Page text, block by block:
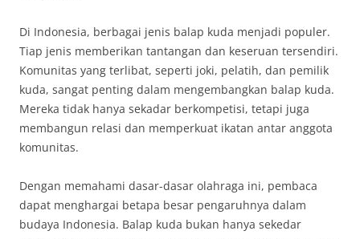
Di Indonesia, berbagai jenis balap kuda menjadi populer.
Tiap jenis memberikan tantangan dan keseruan tersendiri.
Komunitas yang terlibat, seperti joki, pelatih, dan pemilik
kuda, sangat penting dalam mengembangkan balap kuda.
Mereka tidak hanya sekadar berkompetisi, tetapi juga
membangun relasi dan memperkuat ikatan antar anggota
komunitas.
Dengan memahami dasar-dasar olahraga ini, pembaca
dapat menghargai betapa besar pengaruhnya dalam
budaya Indonesia. Balap kuda bukan hanya sekedar